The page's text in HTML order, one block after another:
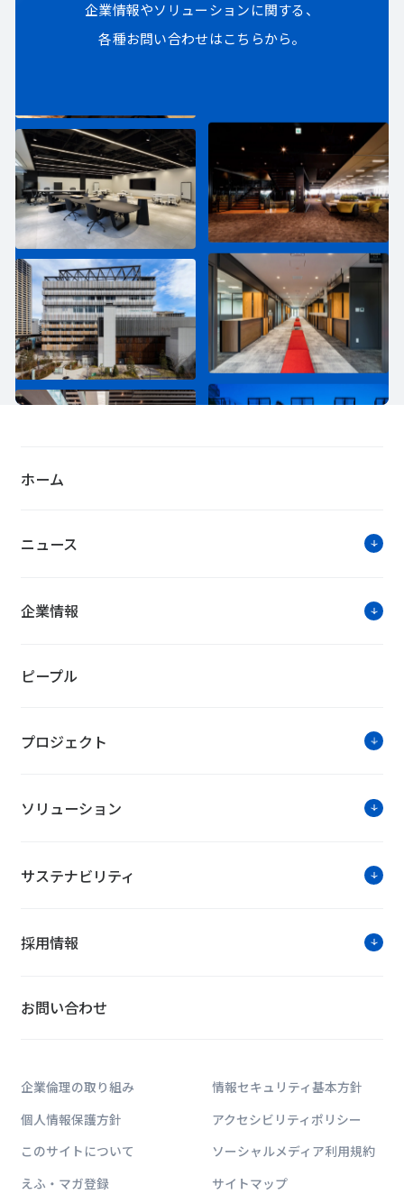
企業情報やソリューションに関する、
各種お問い合わせはこちらから。
ホーム
ニュース
企業情報
ピープル
プロジェクト
ソリューション
サステナビリティ
採用情報
お問い合わせ
企業倫理の取り組み
情報セキュリティ基本方針
個人情報保護方針
アクセシビリティポリシー
このサイトについて
ソーシャルメディア利用規約
えふ・マガ登録
サイトマップ